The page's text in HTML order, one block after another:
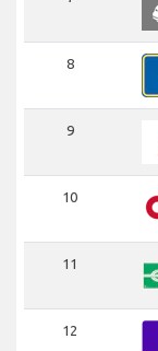
8
9
10
11
12